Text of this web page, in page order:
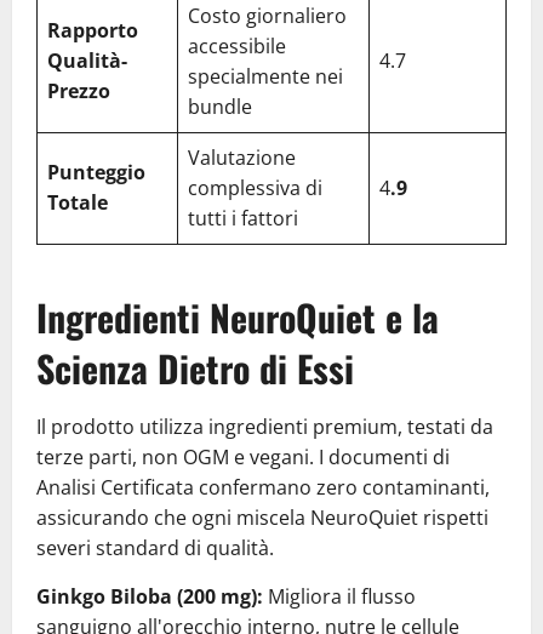
Rapporto
Qualità-
Prezzo
Costo giornaliero
accessibile
specialmente nei
bundle
4.7
Punteggio
Totale
Valutazione
complessiva di
tutti i fattori
4.9
Ingredienti NeuroQuiet e la
Scienza Dietro di Essi
Il prodotto utilizza ingredienti premium, testati da
terze parti, non OGM e vegani. I documenti di
Analisi Certificata confermano zero contaminanti,
assicurando che ogni miscela NeuroQuiet rispetti
severi standard di qualità.
Ginkgo Biloba (200 mg): Migliora il flusso
sanguigno all'orecchio interno, nutre le cellule